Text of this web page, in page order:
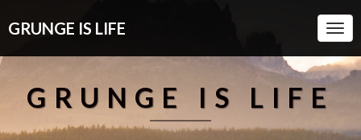
GRUNGE IS LIFE
GRUNGE IS LIFE